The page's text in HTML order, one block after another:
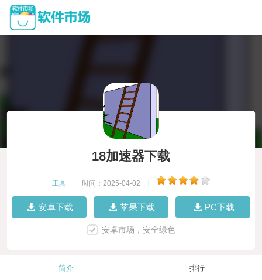
18加速器下载
工具 时间：2025-04-02
安卓下载 苹果下载 PC下载
安卓市场，安全绿色
简介 排行